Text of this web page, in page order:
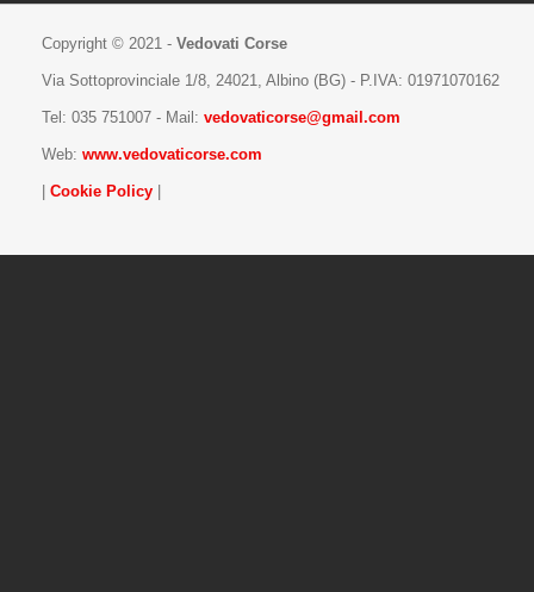
Copyright © 2021 - Vedovati Corse
Via Sottoprovinciale 1/8, 24021, Albino (BG) - P.IVA: 01971070162
Tel: 035 751007 - Mail: vedovaticorse@gmail.com
Web: www.vedovaticorse.com
Cookie Policy